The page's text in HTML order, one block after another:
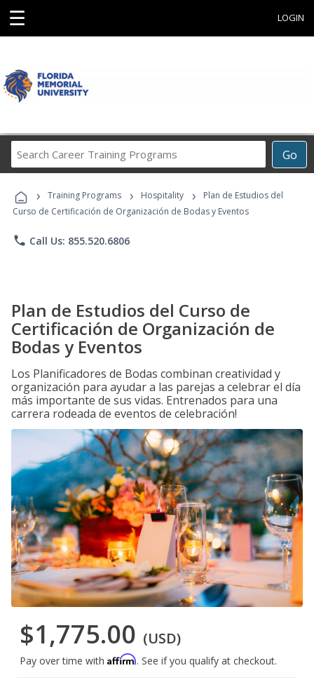
☰ LOGIN
Go
Career
Programs
› Training Programs › Hospitality ›
Plan de Estudios del
Curso de Certificación de Organización de Bodas y Eventos
phone Call Us: 855.520.6806
Plan de Estudios del Curso de
Certificación de Organización de
Bodas y Eventos
Los Planificadores de Bodas combinan creatividad y
organización para ayudar a las parejas a celebrar el día
más importante de sus vidas. Entrenados para una
carrera rodeada de eventos de celebración!
$1,775.00 (USD)
Pay over time with Affirm. See if you qualify at checkout.